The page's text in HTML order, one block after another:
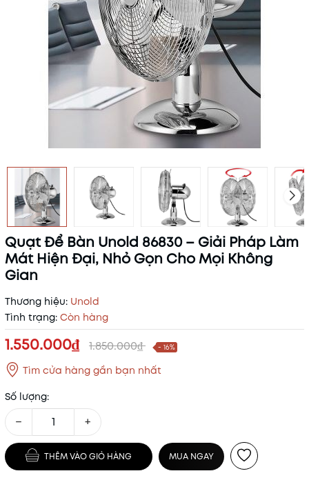
Quạt Để Bàn Unold 86830 – Giải Pháp Làm
Mát Hiện Đại, Nhỏ Gọn Cho Mọi Không
Gian
Thương hiệu: Unold
Tình trạng: Còn hàng
1.550.000₫ 1.850.000₫ - 16%
Tìm cửa hàng gần bạn nhất
Số lượng:
− +
THÊM VÀO GIỎ HÀNG MUA NGAY